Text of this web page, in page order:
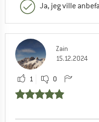
Ja, jeg ville
Zain
15.12.2024
1 0